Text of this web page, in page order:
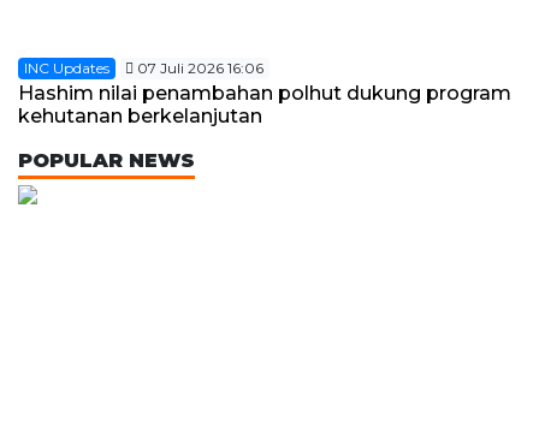
INC Updates 07 Juli 2026 16:06
Hashim nilai penambahan polhut dukung program
kehutanan berkelanjutan
POPULAR NEWS